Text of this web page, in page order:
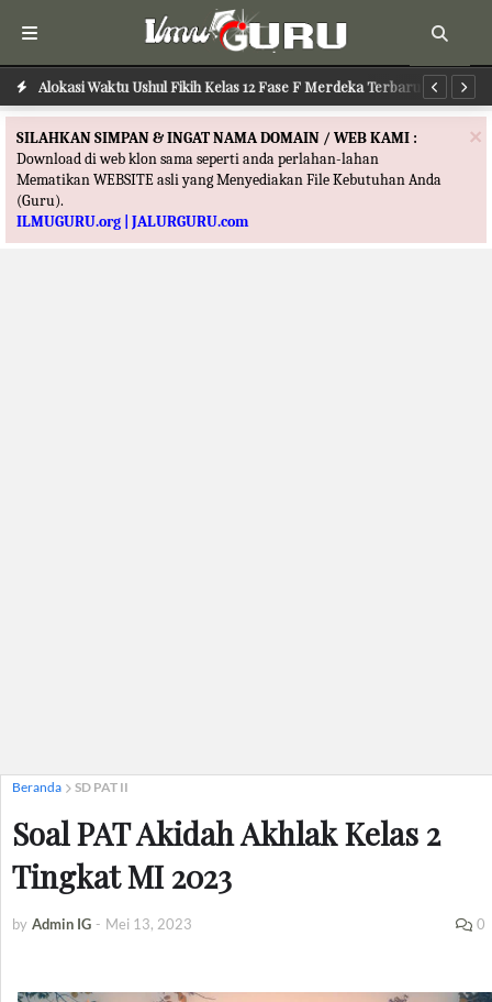
Alokasi Waktu Ushul Fikih Kelas 12 Fase F Merdeka Terbaru
Alokasi Waktu Ilmu Tafsir Kelas 12 Fase F Merdeka Terbaru
×
SILAHKAN SIMPAN & INGAT NAMA DOMAIN / WEB KAMI :
Download di web klon sama seperti anda perlahan-lahan
Mematikan WEBSITE asli yang Menyediakan File Kebutuhan Anda
(Guru).
ILMUGURU.org | JALURGURU.com
Beranda SD PAT II
Soal PAT Akidah Akhlak Kelas 2
Tingkat MI 2023
by Admin IG - Mei 13, 2023 0